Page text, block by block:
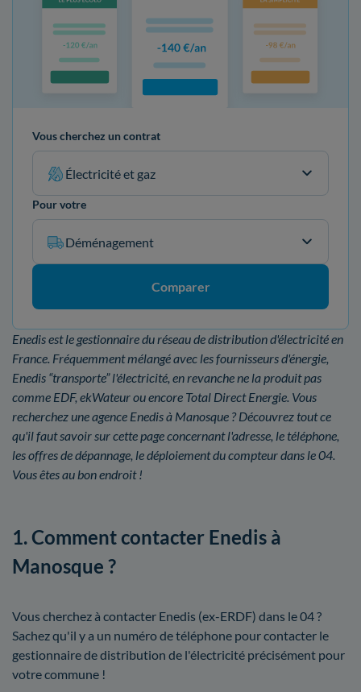
Vous cherchez un contrat
Électricité et gaz
Pour votre
Déménagement
Comparer
Enedis est le gestionnaire du réseau de distribution d'électricité en
France. Fréquemment mélangé avec les fournisseurs d'énergie,
Enedis “transporte” l'électricité, en revanche ne la produit pas
comme EDF, ekWateur ou encore Total Direct Energie. Vous
recherchez une agence Enedis à Manosque ? Découvrez tout ce
qu'il faut savoir sur cette page concernant l'adresse, le téléphone,
les offres de dépannage, le déploiement du compteur dans le 04.
Vous êtes au bon endroit !
1. Comment contacter Enedis à
Manosque ?
Vous cherchez à contacter Enedis (ex-ERDF) dans le 04 ?
Sachez qu'il y a un numéro de téléphone pour contacter le
gestionnaire de distribution de l'électricité précisément pour
votre commune !